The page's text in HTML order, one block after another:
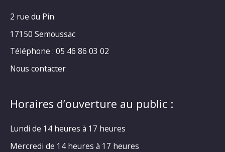
2 rue du Pin
17150 Semoussac
Téléphone : 05 46 86 03 02
Nous contacter
Horaires d’ouverture au public :
Lundi de 14 heures à 17 heures
Mercredi de 14 heures à 17 heures